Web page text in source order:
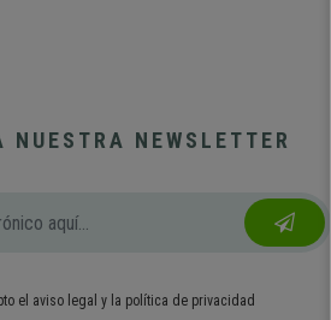
NUESTRA NEWSLETTER
el aviso legal y la política de privacidad